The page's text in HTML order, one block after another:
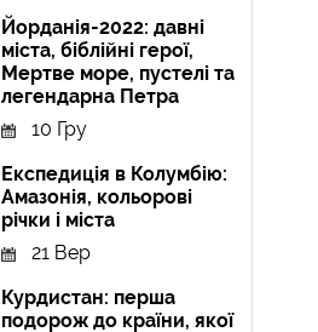
Йорданія-2022: давні
міста, біблійні герої,
Мертве море, пустелі та
легендарна Петра
10 Гру
Експедиція в Колумбію:
Амазонія, кольорові
річки і міста
21 Вер
Курдистан: перша
подорож до країни, якої